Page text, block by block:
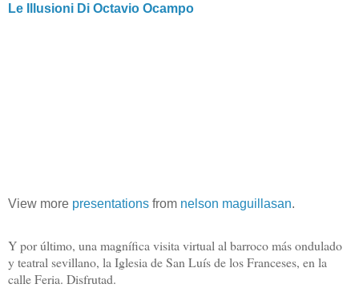
Le Illusioni Di Octavio Ocampo
View more presentations from nelson maguillasan.
Y por último, una magnífica visita virtual al barroco más ondulado
y teatral sevillano, la Iglesia de San Luís de los Franceses, en la
calle Feria. Disfrutad.